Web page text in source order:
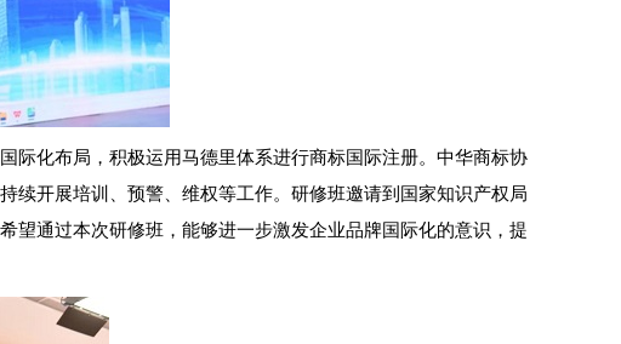
际化布局，积极运用马德里体系进行商标国际注册。中华商标协
续开展培训、预警、维权等工作。研修班邀请到国家知识产权局
望通过本次研修班，能够进一步激发企业品牌国际化的意识，提